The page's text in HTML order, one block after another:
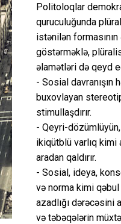
Politoloqlar
quruculuğunda
istənilən
göstərməklə,
əlamətləri də qeyd
- Sosial davranışın
buxovlayan
stimullaşdırır.
- Qeyri-dözümlüyün,
ikiqütblü varlıq kimi
aradan qaldırır.
- Sosial, ideya,
və norma kimi
azadlığı dərəcəsini
və təbəqələrin